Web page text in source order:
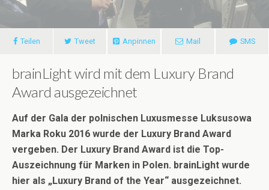
Teilen Tweet Anpinnen Mail SMS
brainLight wird mit dem Luxury Brand
Award ausgezeichnet
Auf der Gala der polnischen Luxusmesse Luksusowa
Marka Roku 2016 wurde der Luxury Brand Award
vergeben. Der Luxury Brand Award ist die Top-
Auszeichnung für Marken in Polen. brainLight wurde
hier als „Luxury Brand of the Year“ ausgezeichnet.